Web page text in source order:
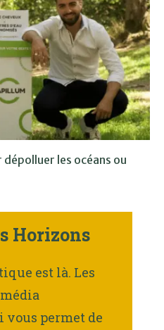
les océans ou
Horizons
est là. Les
permet de